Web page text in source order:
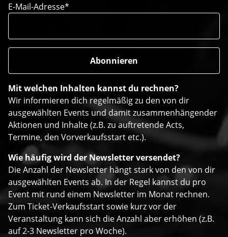
E-Mail-Adresse*
Mit welchen Inhalten kannst du rechnen?
Wir informieren dich regelmäßig zu den von dir
ausgewählten Events und damit zusammenhängender
Aktionen und Inhalte (z.B. zu auftretende Acts,
Termine, den Vorverkaufsstart etc.).
Wie häufig wird der Newsletter versendet?
Die Anzahl der Newsletter hängt stark von den von dir
ausgewählten Events ab. In der Regel kannst du pro
Event mit rund einem Newsletter im Monat rechnen.
Zum Ticket-Verkaufsstart sowie kurz vor der
Veranstaltung kann sich die Anzahl aber erhöhen (z.B.
auf 2-3 Newsletter pro Woche).